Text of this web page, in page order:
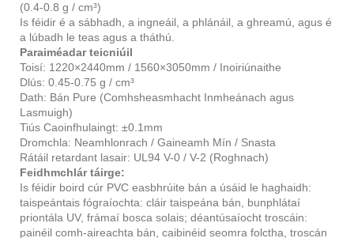
(0.4-0.8 g / cm³)
Is féidir é a sábhadh, a ingneáil, a phlánáil, a ghreamú, agus é
a lúbadh le teas agus a tháthú.
Paraiméadar teicniúil
Toisí: 1220×2440mm / 1560×3050mm / Inoiriúnaithe
Dlús: 0.45-0.75 g / cm³
Dath: Bán Pure (Comhsheasmhacht Inmheánach agus
Lasmuigh)
Tiús Caoinfhulaingt: ±0.1mm
Dromchla: Neamhlonrach / Gaineamh Mín / Snasta
Rátáil retardant lasair: UL94 V-0 / V-2 (Roghnach)
Feidhmchlár táirge:
Is féidir boird cúr PVC easbhrúite bán a úsáid le haghaidh:
taispeántais fógraíochta: cláir taispeána bán, bunphlátaí
priontála UV, frámaí bosca solais; déantúsaíocht troscáin:
painéil comh-aireachta bán, caibinéid seomra folctha, troscán